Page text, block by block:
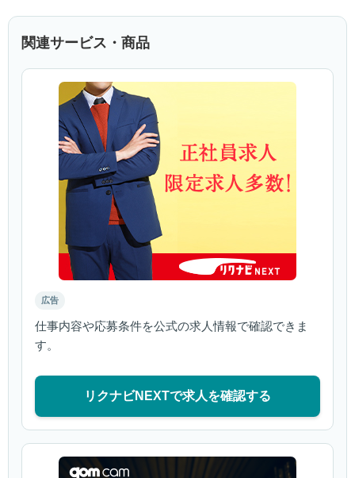
関連サービス・商品
広告
仕事内容や応募条件を公式の求人情報で確認できま
す。
リクナビNEXTで求人を確認する